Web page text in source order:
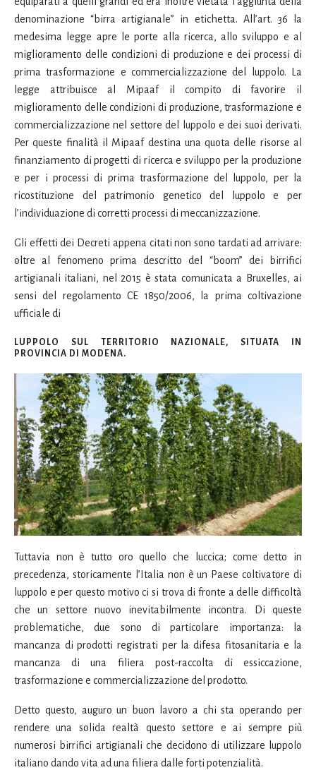
denominazione “birra artigianale” in etichetta. All’art. 36 la
medesima legge apre le porte alla ricerca, allo sviluppo e al
miglioramento delle condizioni di produzione e dei processi di
prima trasformazione e commercializzazione del luppolo. La
legge attribuisce al Mipaaf il compito di favorire il
miglioramento delle condizioni di produzione, trasformazione e
commercializzazione nel settore del luppolo e dei suoi derivati.
Per queste finalità il Mipaaf destina una quota delle risorse al
finanziamento di progetti di ricerca e sviluppo per la produzione
e per i processi di prima trasformazione del luppolo, per la
ricostituzione del patrimonio genetico del luppolo e per
l’individuazione di corretti processi di meccanizzazione.
Gli effetti dei Decreti appena citati non sono tardati ad arrivare:
oltre al fenomeno prima descritto del “boom” dei birrifici
artigianali italiani, nel 2015 è stata comunicata a Bruxelles, ai
sensi del regolamento CE 1850/2006, la prima coltivazione
ufficiale di
LUPPOLO SUL TERRITORIO NAZIONALE, SITUATA IN
PROVINCIA DI MODENA.
Tuttavia non è tutto oro quello che luccica; come detto in
precedenza, storicamente l’Italia non è un Paese coltivatore di
luppolo e per questo motivo ci si trova di fronte a delle difficoltà
che un settore nuovo inevitabilmente incontra. Di queste
problematiche, due sono di particolare importanza: la
mancanza di prodotti registrati per la difesa fitosanitaria e la
mancanza di una filiera post-raccolta di essiccazione,
trasformazione e commercializzazione del prodotto.
Detto questo, auguro un buon lavoro a chi sta operando per
rendere una solida realtà questo settore e ai sempre più
numerosi birrifici artigianali che decidono di utilizzare luppolo
italiano dando vita ad una filiera dalle forti potenzialità.